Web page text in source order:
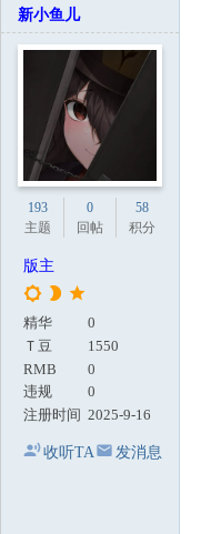
新小鱼儿
193
主题
0
回帖
58
积分
版主
精华
0
Ｔ豆
1550
RMB
0
违规
0
注册时间 2025-9-16
收听TA 发消息